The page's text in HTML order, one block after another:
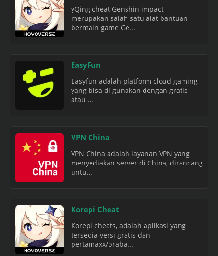
yQing cheat Genshin impact,
merupakan salah satu alat bantuan
bermain game Ge...
EasyFun
Easyfun adalah platform cloud gaming
yang bisa di gunakan dengan gratis
atau ...
VPN China
VPN China adalah layanan VPN yang
menyediakan server di China, dirancang
untu...
Korepi Cheat
Korepi cheats, adalah aplikasi yang
tersedia versi gratis dan
pertamaxx/braba...